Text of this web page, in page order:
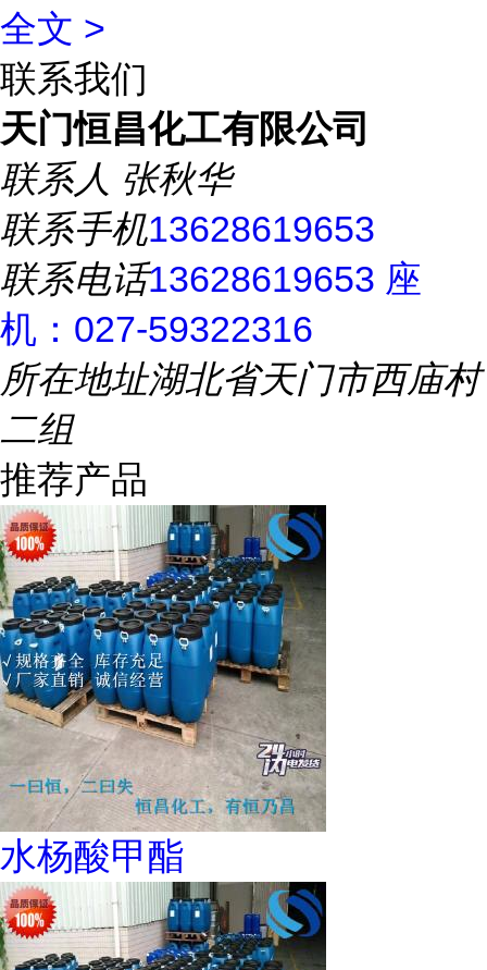
全文 >
联系我们
天门恒昌化工有限公司
联系人 张秋华
联系手机13628619653
联系电话13628619653 座
机：027-59322316
所在地址湖北省天门市西庙村
二组
推荐产品
水杨酸甲酯